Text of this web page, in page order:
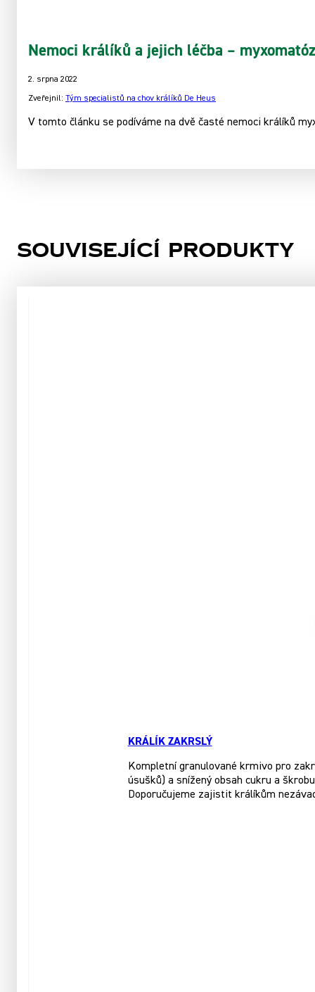
Nemoci králíků a jejich léčba –
2. srpna 2022
Zveřejnil: Tým specialistů na chov králíků De Heus
V tomto článku se podíváme na dvě časté nemoci králíků
Související produkty
KRÁLÍK ZAKRSLÝ
Kompletní granulované krmivo pro
úsušků) a snížený obsah cukru a
Doporučujeme zajistit králíkům